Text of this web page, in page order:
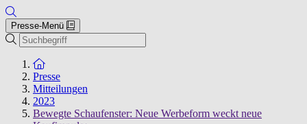
Presse-Menü
Suche
Zur Startseite
Presse
Mitteilungen
2023
Bewegte Schaufenster: Neue Werbeform weckt neue